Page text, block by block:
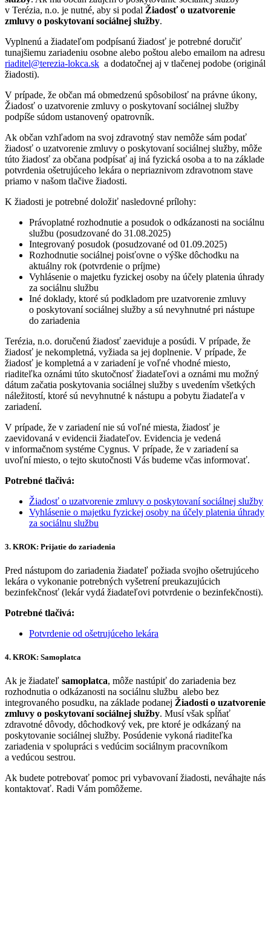
v Terézia, n.o. je nutné, aby si podal Žiadosť o uzatvorenie
zmluvy o poskytovaní sociálnej služby.
Vyplnenú a žiadateľom podpísanú žiadosť je potrebné doručiť
tunajšiemu zariadeniu osobne alebo poštou alebo emailom na adresu
riaditel@terezia-lokca.sk a dodatočnej aj v tlačenej podobe (originál
žiadosti).
V prípade, že občan má obmedzenú spôsobilosť na právne úkony,
Žiadosť o uzatvorenie zmluvy o poskytovaní sociálnej služby
podpíše súdom ustanovený opatrovník.
Ak občan vzhľadom na svoj zdravotný stav nemôže sám podať
žiadosť o uzatvorenie zmluvy o poskytovaní sociálnej služby, môže
túto žiadosť za občana podpísať aj iná fyzická osoba a to na základe
potvrdenia ošetrujúceho lekára o nepriaznivom zdravotnom stave
priamo v našom tlačive žiadosti.
K žiadosti je potrebné doložiť nasledovné prílohy:
Právoplatné rozhodnutie a posudok o odkázanosti na sociálnu
službu (posudzované do 31.08.2025)
Integrovaný posudok (posudzované od 01.09.2025)
Rozhodnutie sociálnej poisťovne o výške dôchodku na
aktuálny rok (potvrdenie o príjme)
Vyhlásenie o majetku fyzickej osoby na účely platenia úhrady
za sociálnu službu
Iné doklady, ktoré sú podkladom pre uzatvorenie zmluvy
o poskytovaní sociálnej služby a sú nevyhnutné pri nástupe
do zariadenia
Terézia, n.o. doručenú žiadosť zaeviduje a posúdi. V prípade, že
žiadosť je nekompletná, vyžiada sa jej doplnenie. V prípade, že
žiadosť je kompletná a v zariadení je voľné vhodné miesto,
riaditeľka oznámi túto skutočnosť žiadateľovi a oznámi mu možný
dátum začatia poskytovania sociálnej služby s uvedením všetkých
náležitostí, ktoré sú nevyhnutné k nástupu a pobytu žiadateľa v
zariadení.
V prípade, že v zariadení nie sú voľné miesta, žiadosť je
zaevidovaná v evidencii žiadateľov. Evidencia je vedená
v informačnom systéme Cygnus. V prípade, že v zariadení sa
uvoľní miesto, o tejto skutočnosti Vás budeme včas informovať.
Potrebné tlačivá:
Žiadosť o uzatvorenie zmluvy o poskytovaní sociálnej služby
Vyhlásenie o majetku fyzickej osoby na účely platenia úhrady
za sociálnu službu
3. KROK: Prijatie do zariadenia
Pred nástupom do zariadenia žiadateľ požiada svojho ošetrujúceho
lekára o vykonanie potrebných vyšetrení preukazujúcich
bezinfekčnosť (lekár vydá žiadateľovi potvrdenie o bezinfekčnosti).
Potrebné tlačivá:
Potvrdenie od ošetrujúceho lekára
4. KROK: Samoplatca
Ak je žiadateľ samoplatca, môže nastúpiť do zariadenia bez
rozhodnutia o odkázanosti na sociálnu službu alebo bez
integrovaného posudku, na základe podanej Žiadosti o uzatvorenie
zmluvy o poskytovaní sociálnej služby. Musí však spĺňať
zdravotné dôvody, dôchodkový vek, pre ktoré je odkázaný na
poskytovanie sociálnej služby. Posúdenie vykoná riaditeľka
zariadenia v spolupráci s vedúcim sociálnym pracovníkom
a vedúcou sestrou.
Ak budete potrebovať pomoc pri vybavovaní žiadosti, neváhajte nás
kontaktovať. Radi Vám pomôžeme.